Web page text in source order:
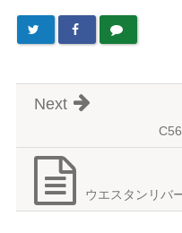
Next
ウエスタンリバ